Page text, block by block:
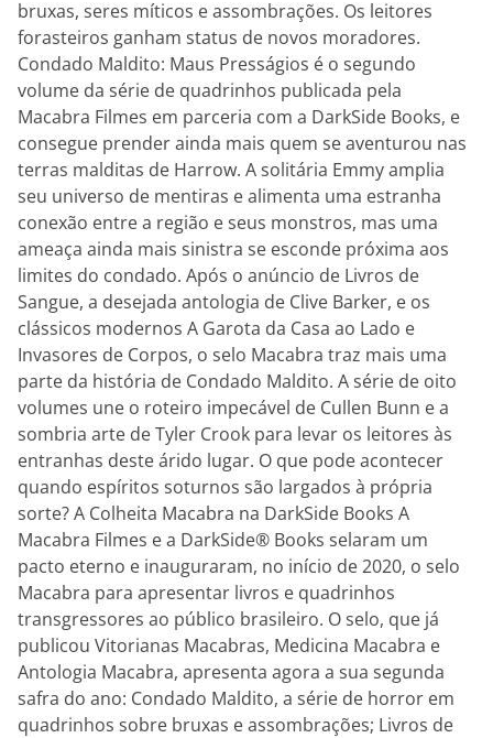
bruxas, seres míticos e assombrações. Os leitores
forasteiros ganham status de novos moradores.
Condado Maldito: Maus Presságios é o segundo
volume da série de quadrinhos publicada pela
Macabra Filmes em parceria com a DarkSide Books, e
consegue prender ainda mais quem se aventurou nas
terras malditas de Harrow. A solitária Emmy amplia
seu universo de mentiras e alimenta uma estranha
conexão entre a região e seus monstros, mas uma
ameaça ainda mais sinistra se esconde próxima aos
limites do condado. Após o anúncio de Livros de
Sangue, a desejada antologia de Clive Barker, e os
clássicos modernos A Garota da Casa ao Lado e
Invasores de Corpos, o selo Macabra traz mais uma
parte da história de Condado Maldito. A série de oito
volumes une o roteiro impecável de Cullen Bunn e a
sombria arte de Tyler Crook para levar os leitores às
entranhas deste árido lugar. O que pode acontecer
quando espíritos soturnos são largados à própria
sorte? A Colheita Macabra na DarkSide Books A
Macabra Filmes e a DarkSide® Books selaram um
pacto eterno e inauguraram, no início de 2020, o selo
Macabra para apresentar livros e quadrinhos
transgressores ao público brasileiro. O selo, que já
publicou Vitorianas Macabras, Medicina Macabra e
Antologia Macabra, apresenta agora a sua segunda
safra do ano: Condado Maldito, a série de horror em
quadrinhos sobre bruxas e assombrações; Livros de